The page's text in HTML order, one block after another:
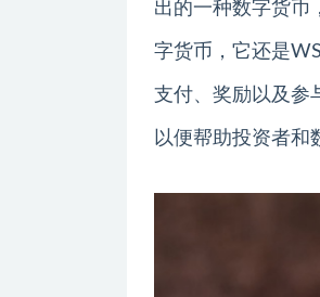
出的一种数字货币
字货币，它还是
支付、奖励以及参
以便帮助投资者和